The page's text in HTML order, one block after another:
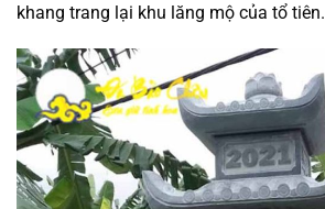
khang trang lại khu lăng mộ của tổ tiên.